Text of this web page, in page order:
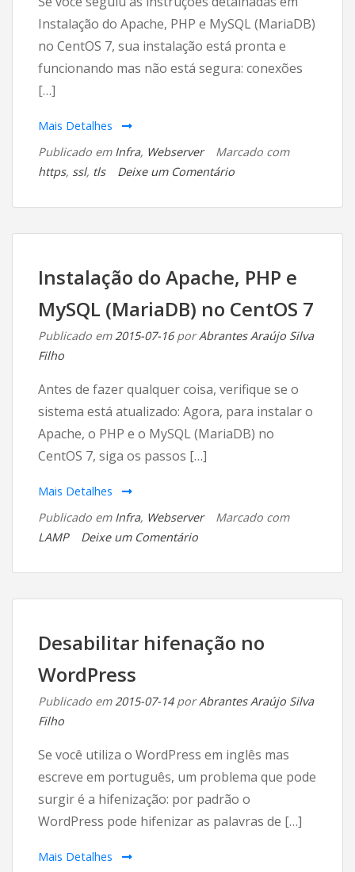
Instalação do Apache, PHP e MySQL (MariaDB)
no CentOS 7, sua instalação está pronta e
funcionando mas não está segura: conexões
[…]
Mais Detalhes
Publicado em Infra, Webserver
Marcado com
https, ssl, tls Deixe um Comentárioem
de
SSL/TLS
Apache
do
CentOS
7
Instalação do Apache, PHP e
MySQL (MariaDB) no CentOS 7
Publicado em2015-07-16porAbrantes Araújo Silva
Filho
Antes de fazer qualquer coisa, verifique se o
sistema está atualizado: Agora, para instalar o
Apache, o PHP e o MySQL (MariaDB) no
CentOS 7, siga os passos […]
Mais Detalhes
Publicado em Infra, Webserver
Marcado com
LAMP
Deixe um Comentárioem
do
Apache,
MySQL
no
Desabilitar hifenação no
WordPress
Publicado em2015-07-14porAbrantes Araújo Silva
Filho
Se você utiliza o WordPress em inglês mas
escreve em português, um problema que pode
surgir é a hifenização: por padrão o
WordPress pode hifenizar as palavras de […]
Mais Detalhes